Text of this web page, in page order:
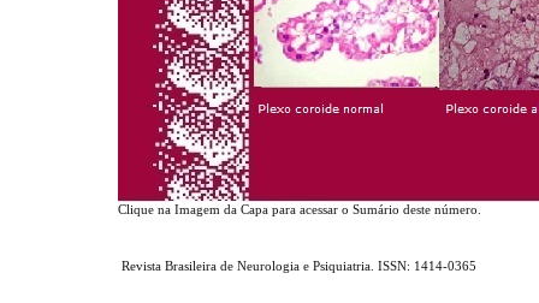
Clique na Imagem da Capa para acessar o Sumário deste número.
Revista Brasileira de Neurologia e Psiquiatria. ISSN: 1414-0365